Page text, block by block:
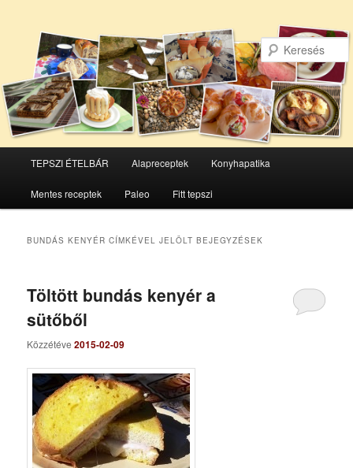
Tovább
az
elsődleges
Tovább
a
másodlagos
TEPSZI ÉTELBÁR Alapreceptek Konyhapatika
Mentes receptek Paleo Fitt tepszi
BUNDÁS KENYÉR CÍMKÉVEL JELÖLT BEJEGYZÉSEK
Töltött bundás kenyér a
sütőből
Közzétéve2015-02-09